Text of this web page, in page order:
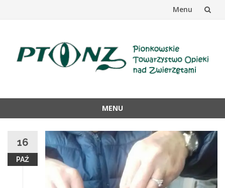
Menu
MENU
treści
16
PAŹ